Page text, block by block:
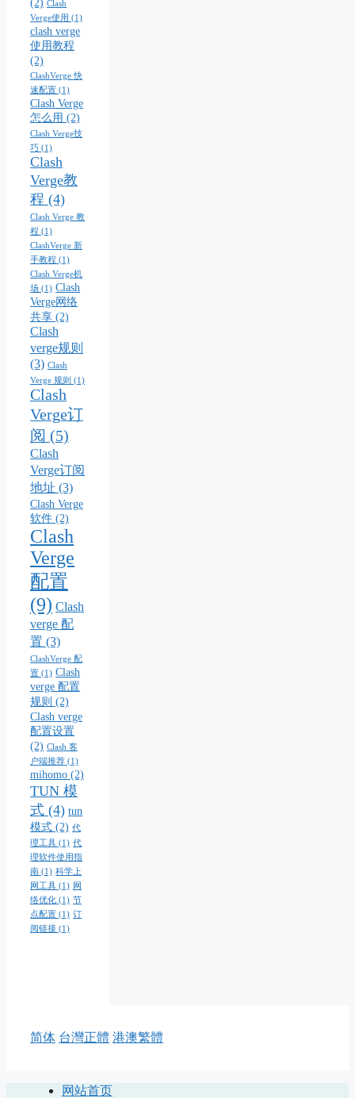
(2) Clash
Verge使用 (1)
clash verge
使用教程
(2)
ClashVerge 快
速配置 (1)
Clash Verge
怎么用 (2)
Clash Verge技
巧 (1)
Clash
Verge教
程 (4)
Clash Verge 教
程 (1)
ClashVerge 新
手教程 (1)
Clash Verge机
场 (1) Clash
Verge网络
共享 (2)
Clash
verge规则
(3) Clash
Verge 规则 (1)
Clash
Verge订
阅 (5)
Clash
Verge订阅
地址 (3)
Clash Verge
软件 (2)
Clash
Verge
配置
(9) Clash
verge 配
置 (3)
ClashVerge 配
置 (1) Clash
verge 配置
规则 (2)
Clash verge
配置设置
(2) Clash 客
户端推荐 (1)
mihomo (2)
TUN 模
式 (4) tun
模式 (2) 代
理工具 (1) 代
理软件使用指
南 (1) 科学上
网工具 (1) 网
络优化 (1) 节
点配置 (1) 订
阅链接 (1)
简体 台灣正體 港澳繁體
网站首页